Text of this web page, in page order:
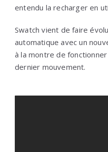
entendu la recharger en
Swatch vient de faire
automatique avec un
à la montre de
dernier mouvement.